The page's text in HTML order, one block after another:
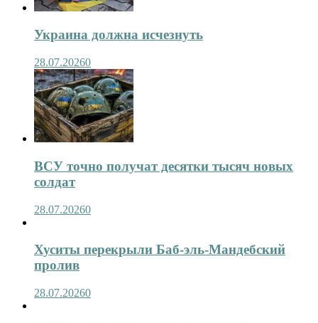
Украина должна исчезнуть
28.07.20260
ВСУ точно получат десятки тысяч новых
солдат
28.07.20260
Хуситы перекрыли Баб-эль-Мандебский
пролив
28.07.20260